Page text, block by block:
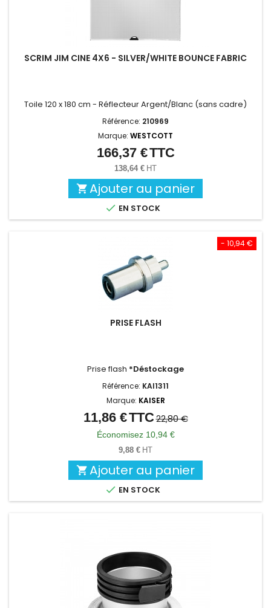
SCRIM JIM CINE 4X6 - SILVER/WHITE BOUNCE FABRIC
Toile 120 x 180 cm - Réflecteur Argent/Blanc (sans cadre)
Référence: 210969
Marque: WESTCOTT
Prix
166,37 €TTC
138,64 € HT
 Ajouter au panier
 EN STOCK
- 10,94 €
PRISE FLASH
Prise flash *Déstockage
Référence: KAI1311
Marque: KAISER
Prix
Prix
de
base
11,86 €TTC22,80 €
Économisez 10,94 €
9,88 € HT
 Ajouter au panier
 EN STOCK